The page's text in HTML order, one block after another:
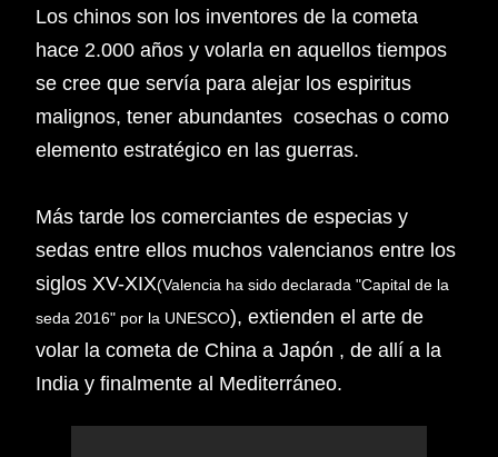
Los chinos son los inventores de la cometa
hace 2.000 años y volarla en aquellos tiempos
se cree que servía para alejar los espiritus
malignos, tener abundantes cosechas o como
elemento estratégico en las guerras.
Más tarde los comerciantes de especias y
sedas entre ellos muchos valencianos entre los
siglos XV-XIX(Valencia ha sido declarada "Capital de la
seda 2016" por la UNESCO), extienden el arte de
volar la cometa de China a Japón , de allí a la
India y finalmente al Mediterráneo.